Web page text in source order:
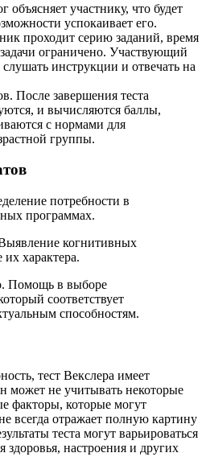
объясняет участнику, что будет
успокаивает его.
проходит серию заданий, время
ограничено. Участвующий
инструкции и отвечать на
После завершения теста
и вычисляются баллы,
с нормами для
группы.
потребности в
программах.
когнитивных
их характера.
Помощь в выборе
соответствует
способностям.
тест Векслера имеет
может не учитывать некоторые
факторы, которые могут
всегда отражает полную картину
теста могут варьироваться
здоровья, настроения и других